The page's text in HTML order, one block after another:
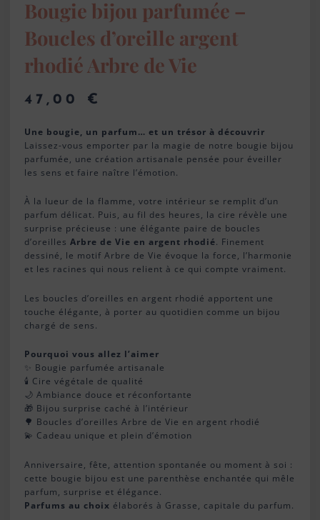
Bougie bijou parfumée –
Boucles d’oreille argent
rhodié Arbre de Vie
47,00 €
Une bougie, un parfum… et un trésor à découvrir
Laissez-vous emporter par la magie de notre bougie bijou
parfumée, une création artisanale pensée pour éveiller
les sens et faire naître l’émotion.
À la lueur de la flamme, votre intérieur se remplit d’un
parfum délicat. Puis, au fil des heures, la cire révèle une
surprise précieuse : une élégante paire de boucles
d’oreilles Arbre de Vie en argent rhodié. Finement
dessiné, le motif Arbre de Vie évoque la force, l’harmonie
et les racines qui nous relient à ce qui compte vraiment.
Les boucles d’oreilles en argent rhodié apportent une
touche élégante, à porter au quotidien comme un bijou
chargé de sens.
Pourquoi vous allez l’aimer
✨ Bougie parfumée artisanale
🕯️ Cire végétale de qualité
🌙 Ambiance douce et réconfortante
🎁 Bijou surprise caché à l’intérieur
🌳 Boucles d’oreilles Arbre de Vie en argent rhodié
💫 Cadeau unique et plein d’émotion
Anniversaire, fête, attention spontanée ou moment à soi :
cette bougie bijou est une parenthèse enchantée qui mêle
parfum, surprise et élégance.
Parfums au choix élaborés à Grasse, capitale du parfum.